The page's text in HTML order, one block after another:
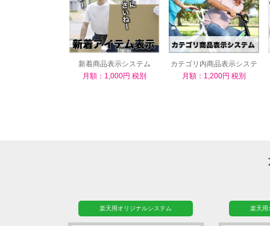
新着商品表示システム
月額：1,000円 税別
カテゴリ内商品表示システ
ム
月額：1,200円 税別
楽天用オリジナルシステム 楽天用